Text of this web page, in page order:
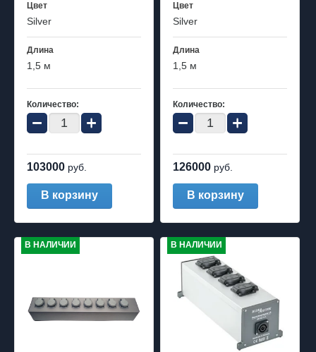
Цвет
Silver
Длина
1,5 м
Количество:
− +
103000 руб.
В корзину
Цвет
Silver
Длина
1,5 м
Количество:
− +
126000 руб.
В корзину
В НАЛИЧИИ В НАЛИЧИИ